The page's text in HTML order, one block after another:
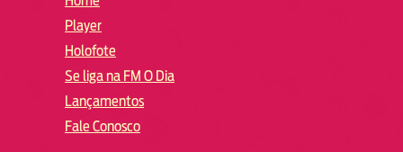
Player
Holofote
Se liga na FM O Dia
Lançamentos
Fale Conosco